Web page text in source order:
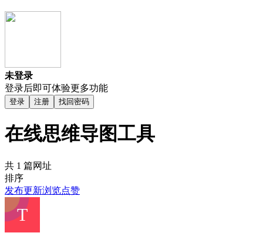
未登录
登录后即可体验更多功能
登录 注册 找回密码
在线思维导图工具
共 1 篇网址
排序
发布更新浏览点赞